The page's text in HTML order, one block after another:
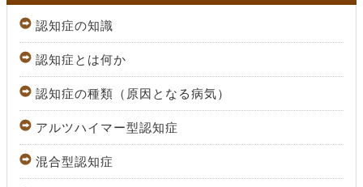
認知症の知識
認知症とは何か
認知症の種類（原因となる病気）
アルツハイマー型認知症
混合型認知症